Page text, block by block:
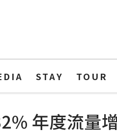
STAY TOUR
年度流量